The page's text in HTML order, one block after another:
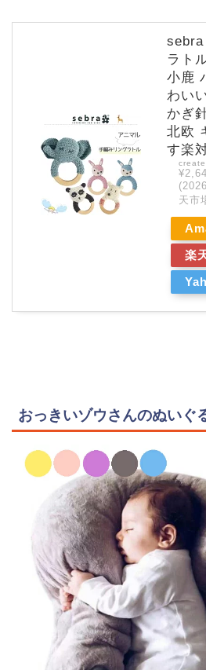
sebra
ラト
小鹿
わい
かぎ
北欧
す楽
天市
楽
おっきいゾウさんのぬいぐ